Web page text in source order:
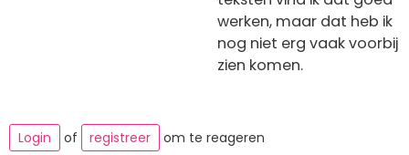
werken, maar dat heb ik
nog niet erg vaak voorbij
zien komen.
Login of registreer om te reageren